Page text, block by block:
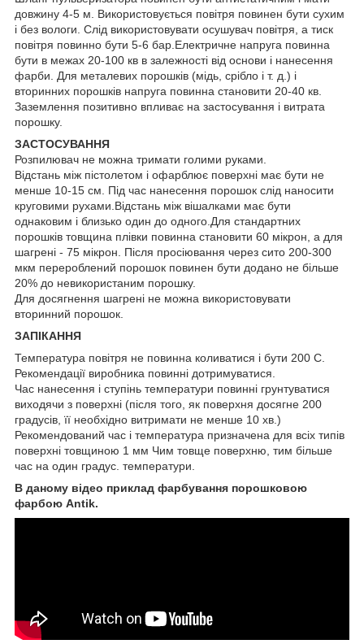
довжину 4-5 м. Використовується повітря повинен бути сухим
і без вологи. Слід використовувати осушувач повітря, а тиск
повітря повинно бути 5-6 бар.Електричне напруга повинна
бути в межах 20-100 кв в залежності від основи і нанесення
фарби. Для металевих порошків (мідь, срібло і т. д.) і
вторинних порошків напруга повинна становити 20-40 кв.
Заземлення позитивно впливає на застосування і витрата
порошку.
ЗАСТОСУВАННЯ
Розпилювач не можна тримати голими руками.
Відстань між пістолетом і офарблює поверхні має бути не
менше 10-15 см. Під час нанесення порошок слід наносити
круговими рухами.Відстань між вішалками має бути
однаковим і близько один до одного.Для стандартних
порошків товщина плівки повинна становити 60 мікрон, а для
шагрені - 75 мікрон. Після просіювання через сито 200-300
мкм перероблений порошок повинен бути додано не більше
20% до невикористаним порошку.
Для досягнення шагрені не можна використовувати
вторинний порошок.
ЗАПІКАННЯ
Температура повітря не повинна коливатися і бути 200 С.
Рекомендації виробника повинні дотримуватися.
Час нанесення і ступінь температури повинні грунтуватися
виходячи з поверхні (після того, як поверхня досягне 200
градусів, її необхідно витримати не менше 10 хв.)
Рекомендований час і температура призначена для всіх типів
поверхні товщиною 1 мм Чим товще поверхню, тим більше
час на один градус. температури.
В даному відео приклад фарбування порошковою
фарбою Antik.